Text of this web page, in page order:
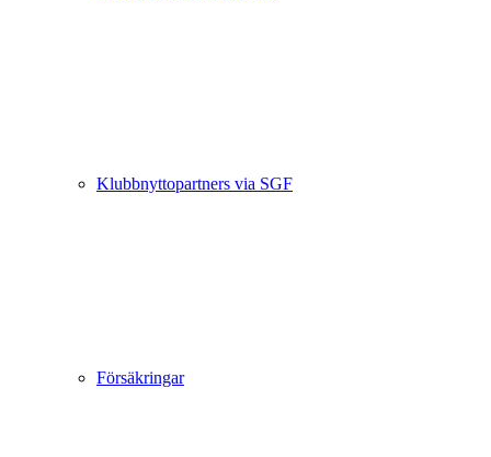
Klubbnyttopartners via SGF
Försäkringar